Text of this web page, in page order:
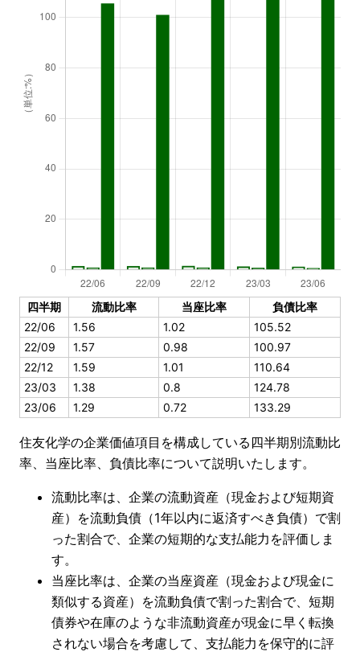
四半期 流動比率 当座比率
負債比率
22/06
1.56 1.02
105.52
22/09
1.57 0.98
100.97
22/12
1.59 1.01
110.64
23/03
1.38 0.8
124.78
23/06
1.29 0.72 133.29
住友化学の企業価値項目を構成している四半期別流動比
率、当座比率、負債比率について説明いたします。
流動比率は、企業の流動資産（現金および短期資
産）を流動負債（1年以内に返済すべき負債）で割
った割合で、企業の短期的な支払能力を評価しま
す。
当座比率は、企業の当座資産（現金および現金に
類似する資産）を流動負債で割った割合で、短期
債券や在庫のような非流動資産が現金に早く転換
されない場合を考慮して、支払能力を保守的に評